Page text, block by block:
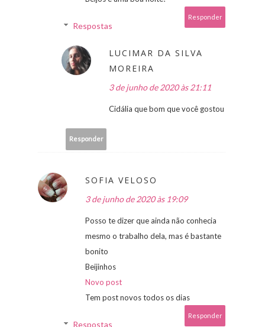
Responder
Respostas
LUCIMAR DA SILVA
MOREIRA
3 de junho de 2020 às 21:11
Cidália que bom que você gostou
Responder
SOFIA VELOSO
3 de junho de 2020 às 19:09
Posso te dizer que ainda não conhecia
mesmo o trabalho dela, mas é bastante
bonito
Beijinhos
Novo post
Tem post novos todos os dias
Responder
Respostas